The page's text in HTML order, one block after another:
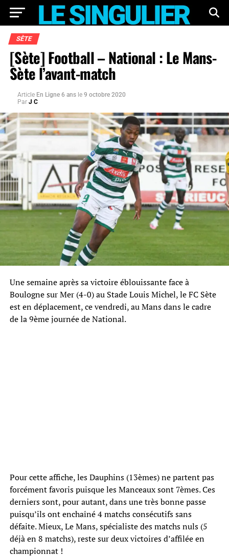
SÈTE
[Sète] Football – National : Le Mans-
Sète l’avant-match
Article En Ligne 6 ans le 9 octobre 2020
Par J C
Une semaine après sa victoire éblouissante face à
Boulogne sur Mer (4-0) au Stade Louis Michel, le FC Sète
est en déplacement, ce vendredi, au Mans dans le cadre
de la 9ème journée de National.
Pour cette affiche, les Dauphins (13èmes) ne partent pas
forcément favoris puisque les Manceaux sont 7èmes. Ces
derniers sont, pour autant, dans une très bonne passe
puisqu’ils ont enchaîné 4 matchs consécutifs sans
défaite. Mieux, Le Mans, spécialiste des matchs nuls (5
déjà en 8 matchs), reste sur deux victoires d’affilée en
championnat !